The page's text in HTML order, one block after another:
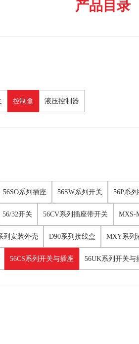
产品目录
控制盒 液压控制器
56SO系列插座 56SW系列开关 56P系
56/32开关 56CV系列插座带开关 MXS-
列安装外壳 D90系列接线盒 MXY系列
56CS系列开关与插座 56UK系列开关与